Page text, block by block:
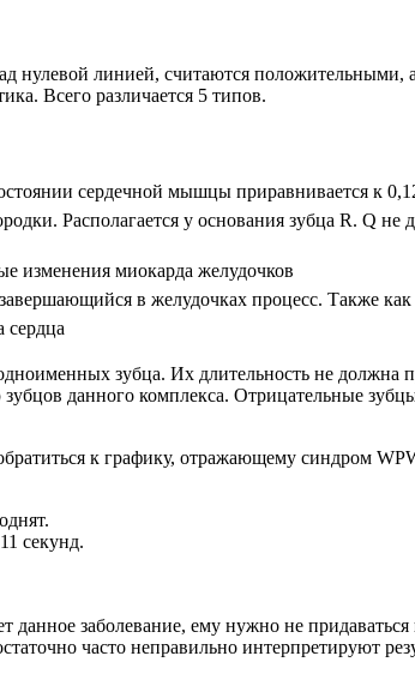
нулевой линией, считаются
Всего различается 5 типов.
сердечной мышцы приравнивается к
Располагается у основания зубца R. Q
изменения миокарда желудочков
в желудочках процесс. Также
сердца
зубца. Их длительность не
данного комплекса. Отрицательные
к графику, отражающему синдром
секунд.
данное заболевание, ему нужно не
часто неправильно интерпретируют